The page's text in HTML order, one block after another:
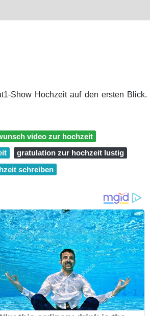
Show Hochzeit auf den ersten Blick.
video zur hochzeit
gratulation zur hochzeit lustig
schreiben